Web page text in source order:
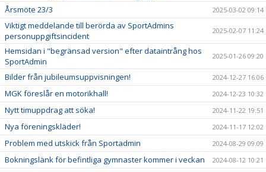
Årsmöte 23/3 2025-03-02 09:14
Viktigt meddelande till berörda av SportAdmins
personuppgiftsincident
2025-02-07 11:24
Hemsidan i "begränsad version" efter dataintrång hos
SportAdmin
2025-01-26 09:20
Bilder från jubileumsuppvisningen! 2024-12-27 16:06
MGK föreslår en motorikhall! 2024-12-23 10:32
Nytt timuppdrag att söka! 2024-11-22 19:51
Nya föreningskläder! 2024-11-17 12:02
Problem med utskick från Sportadmin 2024-08-29 09:09
Bokningslänk för befintliga gymnaster kommer i veckan 2024-08-12 10:21